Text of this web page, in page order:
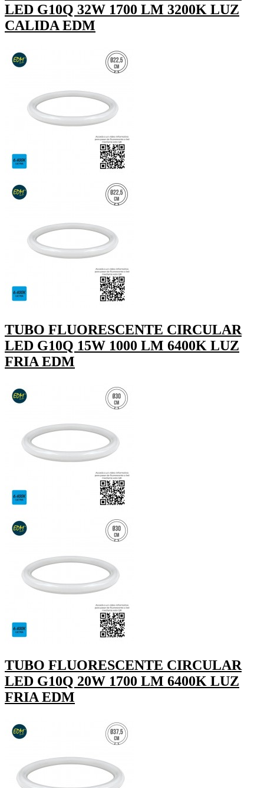
LED G10Q 32W 1700 LM 3200K LUZ
CALIDA EDM
TUBO FLUORESCENTE CIRCULAR
LED G10Q 15W 1000 LM 6400K LUZ
FRIA EDM
TUBO FLUORESCENTE CIRCULAR
LED G10Q 20W 1700 LM 6400K LUZ
FRIA EDM